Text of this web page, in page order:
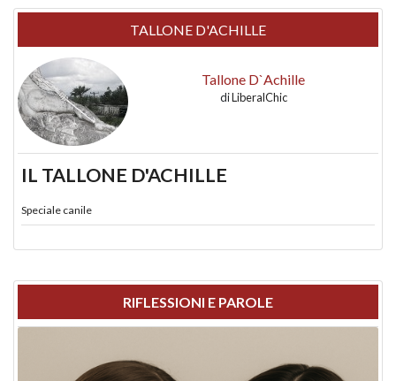
TALLONE D'ACHILLE
Tallone D`Achille
diLiberalChic
IL TALLONE D'ACHILLE
Speciale canile
RIFLESSIONI E PAROLE